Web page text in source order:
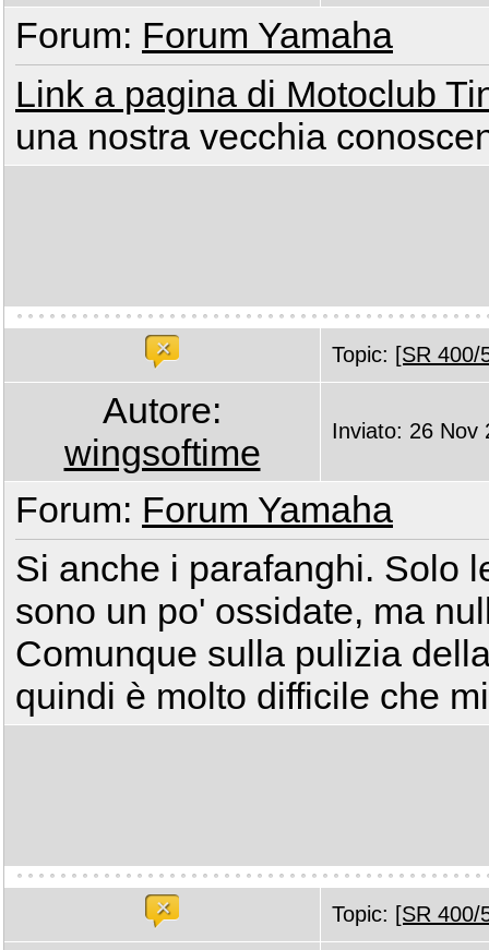
Forum: Forum Yamaha
Link a pagina di Motoclub
una nostra vecchia
Topic: [SR 400/
Autore:
wingsoftime
Inviato: 26 Nov
Forum: Forum Yamaha
Si anche i parafanghi. Solo
sono un po' ossidate, ma
Comunque sulla pulizia
quindi è molto difficile che
Topic: [SR 400/